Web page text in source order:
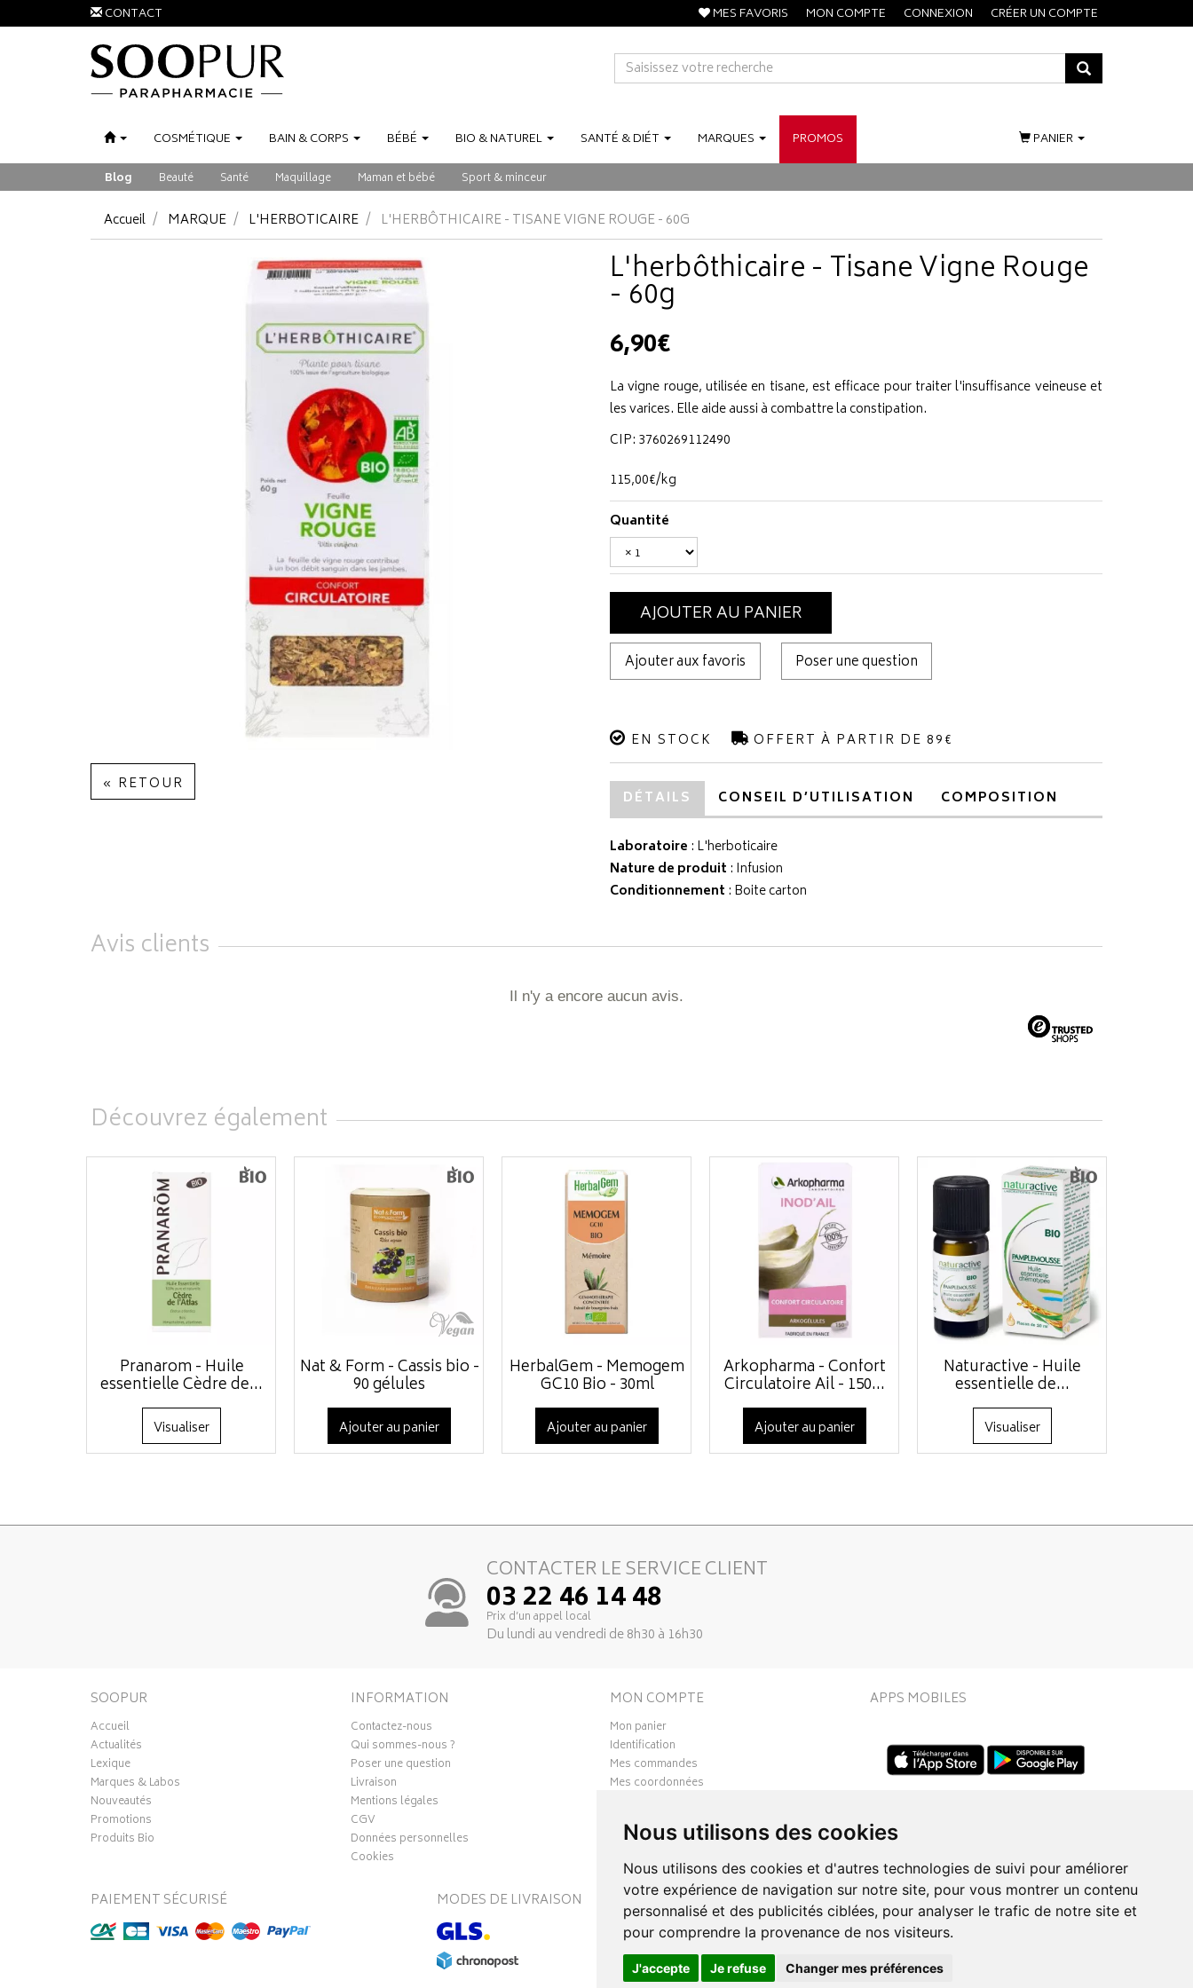
Nous utilisons des cookies
Nous utilisons des cookies et d'autres technologies de suivi pour améliorer
votre expérience de navigation sur notre site, pour vous montrer un contenu
personnalisé et des publicités ciblées, pour analyser le trafic de notre site et
pour comprendre la provenance de nos visiteurs.
J'accepte Je refuse Changer mes préférences
CONTACT MES FAVORIS MON COMPTE CONNEXION CRÉER UN COMPTE
COSMÉTIQUE BAIN &CORPS BÉBÉ BIO &NATUREL SANTÉ &DIÉT MARQUES PROMOS
Blog Beauté Santé Maquillage Maman et bébé Sport & minceur
PANIER
Accueil MARQUE L'HERBOTICAIRE L'HERBÔTHICAIRE - TISANE VIGNE ROUGE - 60G
« RETOUR
L'herbôthicaire - Tisane Vigne Rouge
- 60g
6,90€
La vigne rouge, utilisée en tisane, est efficace pour traiter l'insuffisance veineuse et
les varices. Elle aide aussi à combattre la constipation.
CIP: 3760269112490
115,00€/kg
Quantité
AJOUTER AU PANIER
Ajouter aux favoris Poser une question
EN STOCK OFFERT À PARTIR DE 89€
DÉTAILS CONSEIL D’UTILISATION COMPOSITION
Laboratoire : L'herboticaire
Nature de produit : Infusion
Conditionnement : Boite carton
Avis clients
Il n'y a encore aucun avis.
Découvrez également
Pranarom - Huile
essentielle Cèdre de...
Visualiser
Nat & Form - Cassis bio -
90 gélules
Ajouter au panier
HerbalGem - Memogem
GC10 Bio - 30ml
Ajouter au panier
Arkopharma - Confort
Circulatoire Ail - 150...
Ajouter au panier
Naturactive - Huile
essentielle de...
Visualiser
CONTACTER LE SERVICE CLIENT
03 22 46 14 48
Prix d’un appel local
Du lundi au vendredi de 8h30 à 16h30
SOOPUR
Accueil
Actualités
Lexique
Marques & Labos
Nouveautés
Promotions
Produits Bio
INFORMATION
Contactez-nous
Qui sommes-nous ?
Poser une question
Livraison
Mentions légales
CGV
Données personnelles
Cookies
MON COMPTE
Mon panier
Identification
Mes commandes
Mes coordonnées
Mes favoris
Mes préférences Cookies
APPS MOBILES
PAIEMENT SÉCURISÉ MODES DE LIVRAISON SUIVEZ-NOUS SUR